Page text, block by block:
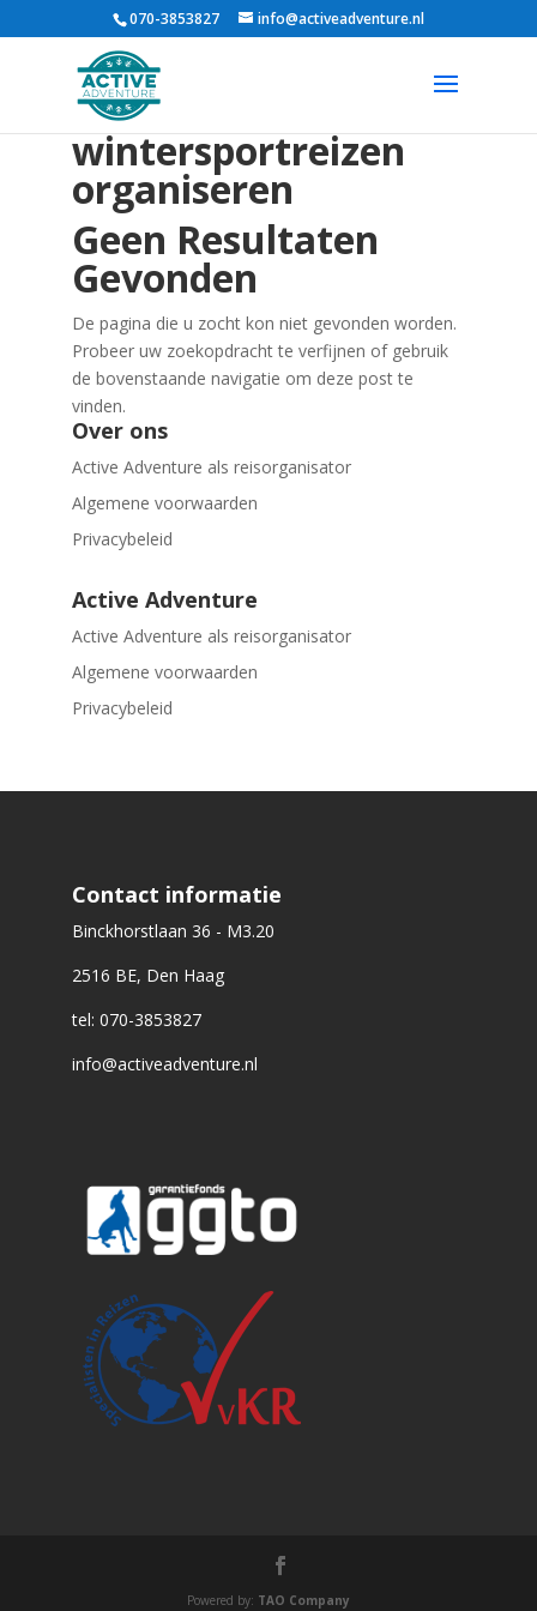
070-3853827 info@activeadventure.nl
wintersportreizen
organiseren
Geen Resultaten
Gevonden
De pagina die u zocht kon niet gevonden worden.
Probeer uw zoekopdracht te verfijnen of gebruik
de bovenstaande navigatie om deze post te
vinden.
Over ons
Active Adventure als reisorganisator
Algemene voorwaarden
Privacybeleid
Active Adventure
Active Adventure als reisorganisator
Algemene voorwaarden
Privacybeleid
Contact informatie
Binckhorstlaan 36 - M3.20
2516 BE, Den Haag
tel: 070-3853827
info@activeadventure.nl
Powered by: TAO Company